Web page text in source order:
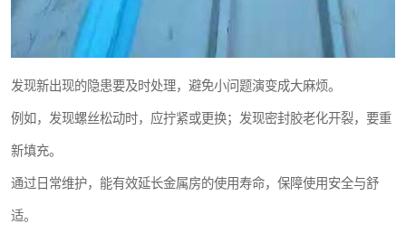
发现新出现的隐患要及时处理，避免小问题演变成大麻烦。
例如，发现螺丝松动时，应拧紧或更换；发现密封胶老化开裂，要重
新填充。
通过日常维护，能有效延长金属房的使用寿命，保障使用安全与舒
适。